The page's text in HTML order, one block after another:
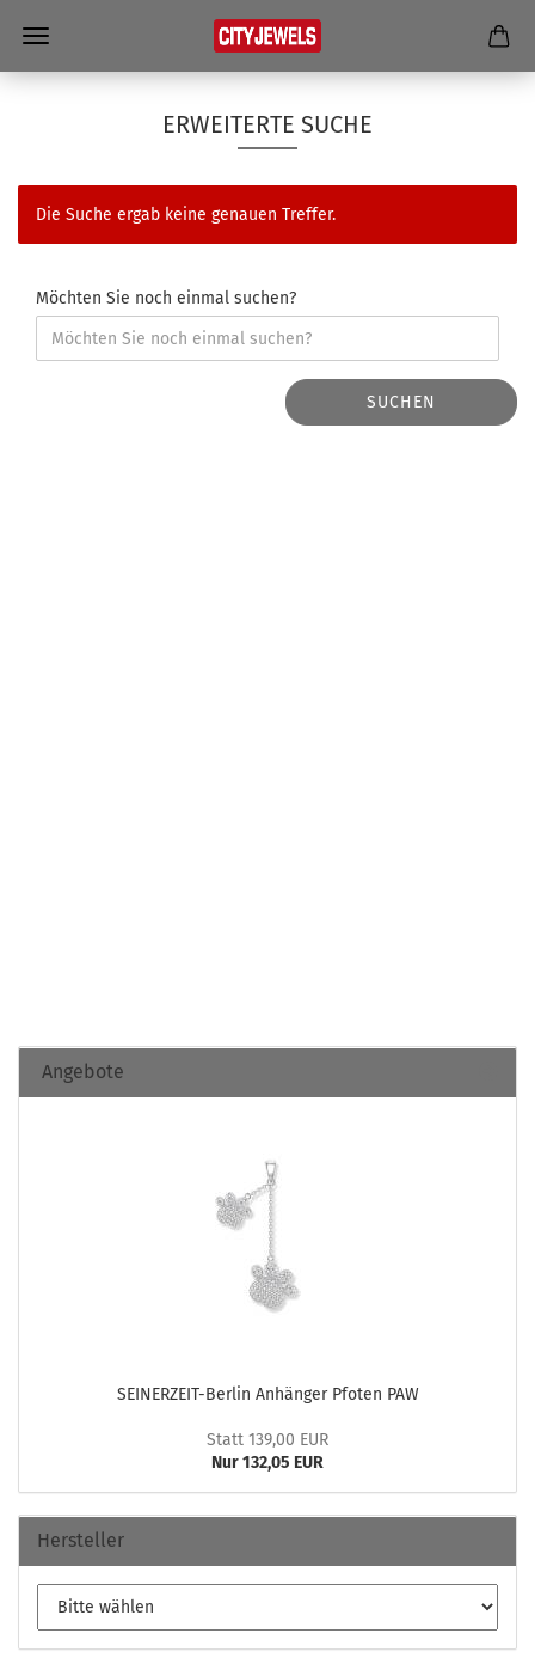
ERWEITERTE SUCHE
Die Suche ergab keine genauen Treffer.
Möchten Sie noch einmal suchen?
SUCHEN
Angebote
SEINERZEIT-​Berlin An­hän­ger Pfo­ten PAW
Statt 139,00 EUR
Nur 132,05 EUR
Hersteller